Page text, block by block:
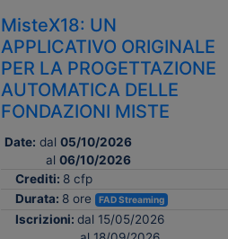
MisteX18: UN
APPLICATIVO ORIGINALE
PER LA PROGETTAZIONE
AUTOMATICA DELLE
FONDAZIONI MISTE
Date: dal 05/10/2026
al 06/10/2026
Crediti: 8 cfp
Durata: 8 ore FAD Streaming
Iscrizioni: dal 15/05/2026